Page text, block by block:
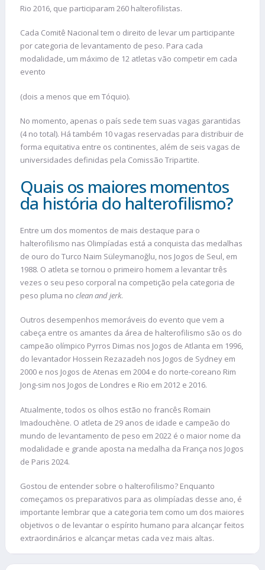
Rio 2016, que participaram 260 halterofilistas.
Cada Comitê Nacional tem o direito de levar um participante
por categoria de levantamento de peso. Para cada
modalidade, um máximo de 12 atletas vão competir em cada
evento
(dois a menos que em Tóquio).
No momento, apenas o país sede tem suas vagas garantidas
(4 no total). Há também 10 vagas reservadas para distribuir de
forma equitativa entre os continentes, além de seis vagas de
universidades definidas pela Comissão Tripartite.
Quais os maiores momentos
da história do halterofilismo?
Entre um dos momentos de mais destaque para o
halterofilismo nas Olimpíadas está a conquista das medalhas
de ouro do Turco Naim Süleymanoğlu, nos Jogos de Seul, em
1988. O atleta se tornou o primeiro homem a levantar três
vezes o seu peso corporal na competição pela categoria de
peso pluma no clean and jerk.
Outros desempenhos memoráveis do evento que vem a
cabeça entre os amantes da área de halterofilismo são os do
campeão olímpico Pyrros Dimas nos Jogos de Atlanta em 1996,
do levantador Hossein Rezazadeh nos Jogos de Sydney em
2000 e nos Jogos de Atenas em 2004 e do norte-coreano Rim
Jong-sim nos Jogos de Londres e Rio em 2012 e 2016.
Atualmente, todos os olhos estão no francês Romain
Imadouchène. O atleta de 29 anos de idade e campeão do
mundo de levantamento de peso em 2022 é o maior nome da
modalidade e grande aposta na medalha da França nos Jogos
de Paris 2024.
Gostou de entender sobre o halterofilismo? Enquanto
começamos os preparativos para as olimpíadas desse ano, é
importante lembrar que a categoria tem como um dos maiores
objetivos o de levantar o espírito humano para alcançar feitos
extraordinários e alcançar metas cada vez mais altas.